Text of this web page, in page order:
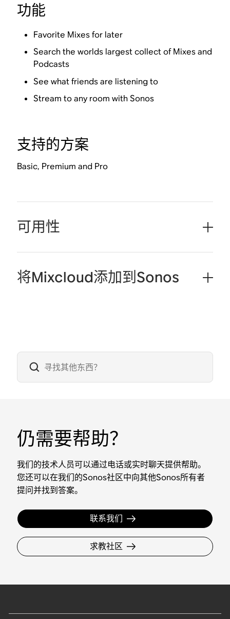
功能
Favorite Mixes for later
Search the worlds largest collect of Mixes and
Podcasts
See what friends are listening to
Stream to any room with Sonos
支持的方案
Basic, Premium and Pro
可用性
将Mixcloud添加到Sonos
仍需要帮助？
我们的技术人员可以通过电话或实时聊天提供帮助。
您还可以在我们的Sonos社区中向其他Sonos所有者
提问并找到答案。
联系我们
求教社区